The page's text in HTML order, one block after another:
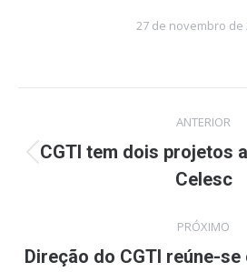
27 de novembro de
de
ANTERIOR
Post
anterior:
CGTI tem dois projetos
Celesc
PRÓXIMO
Direção do CGTI reúne-